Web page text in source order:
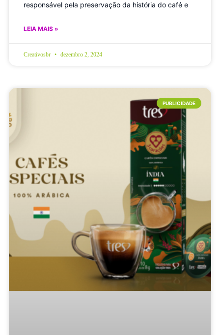
responsável pela preservação da história do café e
LEIA MAIS »
Creativosbr dezembro 2, 2024
PUBLICIDADE